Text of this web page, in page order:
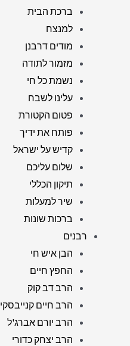
ברכת הבית
למנצח
מודים דרבנן
מזמור לתודה
נשמת כל חי
עלינו לשבח
פטום הקטורת
פותח את ידיך
קדיש על ישראל
שלום עליכם
תיקון הכללי
שיר למעלות
ברכות שונות
רבנים
הבן איש חי
החפץ חיים
הרב דב קוק
הרב חיים קנייבסקי
הרב יורם אברג'ל
הרב יצחק כדורי